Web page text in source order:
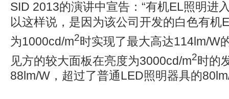
SID 2013的演讲中宣告：“有机EL照明进
以这样说，是因为该公司开发的白色有机
为1000cd/m2时实现了最大高达114lm/W
见方的较大面板在亮度为3000cd/m2时的
88lm/W，超过了普通LED照明器具的